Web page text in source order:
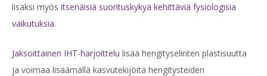
lisäksi myös itsenäisiä suorituskykyä kehittäviä fysiologisia
vaikutuksia.
Jaksoittainen IHT-harjoittelu lisää hengityselinten plastisuutta
ja voimaa lisäämällä kasvutekijöitä hengitysteiden